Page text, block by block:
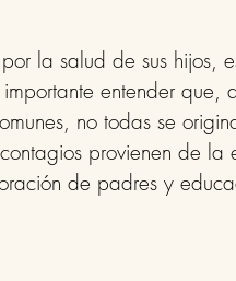
la salud de sus hijos,
entender que,
no todas se
provienen de
de padres y